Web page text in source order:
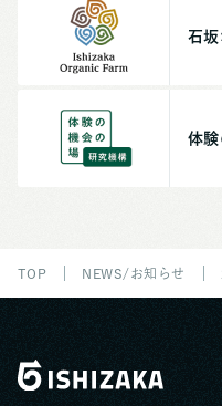
石坂
体
TOP NEWS/お知らせ